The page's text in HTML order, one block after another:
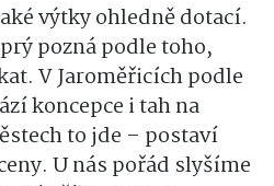
výtky ohledně dotací.
pozná podle toho,
V Jaroměřicích podle
koncepce i tah na
to jde – postaví
U nás pořád slyšíme